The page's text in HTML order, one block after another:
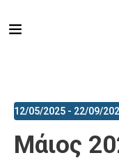
12/05/2025 - 22/09/
date.
Μάιος